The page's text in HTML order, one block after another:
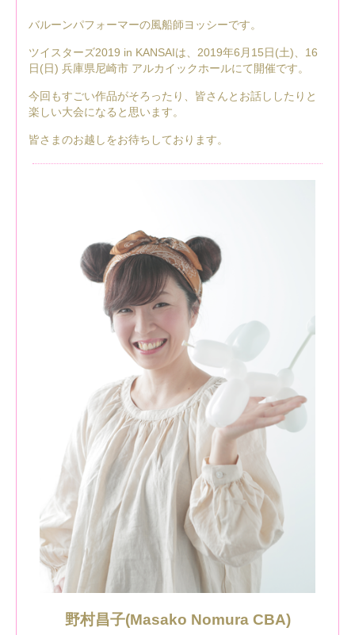
バルーンパフォーマーの風船師ヨッシーです。
ツイスターズ2019 in KANSAIは、2019年6月15日(土)、16
日(日) 兵庫県尼崎市 アルカイックホールにて開催です。
今回もすごい作品がそろったり、皆さんとお話ししたりと
楽しい大会になると思います。
皆さまのお越しをお待ちしております。
野村昌子(Masako Nomura CBA)